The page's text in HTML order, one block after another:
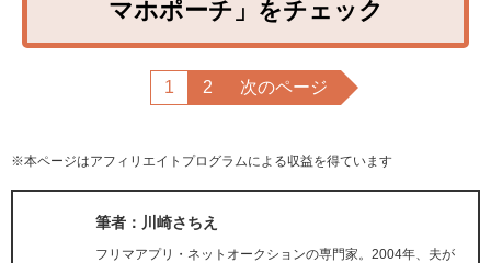
マホポーチ」をチェック
1 2 次のページ
※本ページはアフィリエイトプログラムによる収益を得ています
筆者：川崎さちえ
フリマアプリ・ネットオークションの専門家。2004年、夫が